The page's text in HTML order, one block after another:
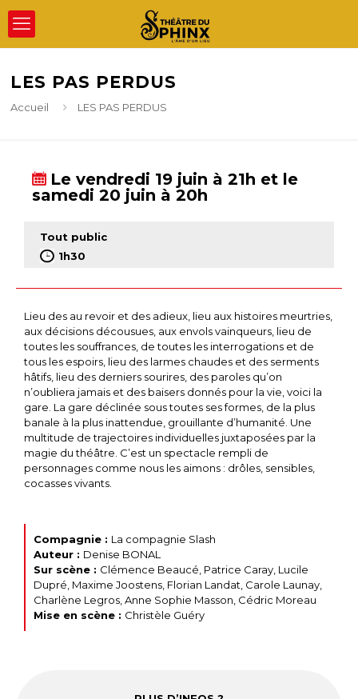
LES PAS PERDUS
Accueil LES PAS PERDUS
Le vendredi 19 juin à 21h et le
samedi 20 juin à 20h
Tout public
1h30
Lieu des au revoir et des adieux, lieu aux histoires meurtries,
aux décisions décousues, aux envols vainqueurs, lieu de
toutes les souffrances, de toutes les interrogations et de
tous les espoirs, lieu des larmes chaudes et des serments
hâtifs, lieu des derniers sourires, des paroles qu’on
n’oubliera jamais et des baisers donnés pour la vie, voici la
gare. La gare déclinée sous toutes ses formes, de la plus
banale à la plus inattendue, grouillante d’humanité. Une
multitude de trajectoires individuelles juxtaposées par la
magie du théâtre. C’est un spectacle rempli de
personnages comme nous les aimons : drôles, sensibles,
cocasses vivants.
Compagnie : La compagnie Slash
Auteur : Denise BONAL
Sur scène : Clémence Beaucé, Patrice Caray, Lucile
Dupré, Maxime Joostens, Florian Landat, Carole Launay,
Charlène Legros, Anne Sophie Masson, Cédric Moreau
Mise en scène : Christèle Guéry